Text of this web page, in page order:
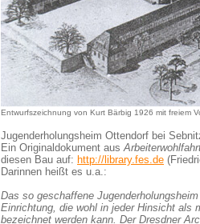
Entwurfszeichnung von Kurt Bärbig 1926 mit freiem
Jugenderholungsheim Ottendorf bei
Ein Originaldokument aus
diesen Bau auf: http://library.fes.de
Darinnen heißt es u.a.:
Das so geschaffene
Einrichtung, die wohl in jeder Hinsicht als
bezeichnet werden kann. Der Dresdner